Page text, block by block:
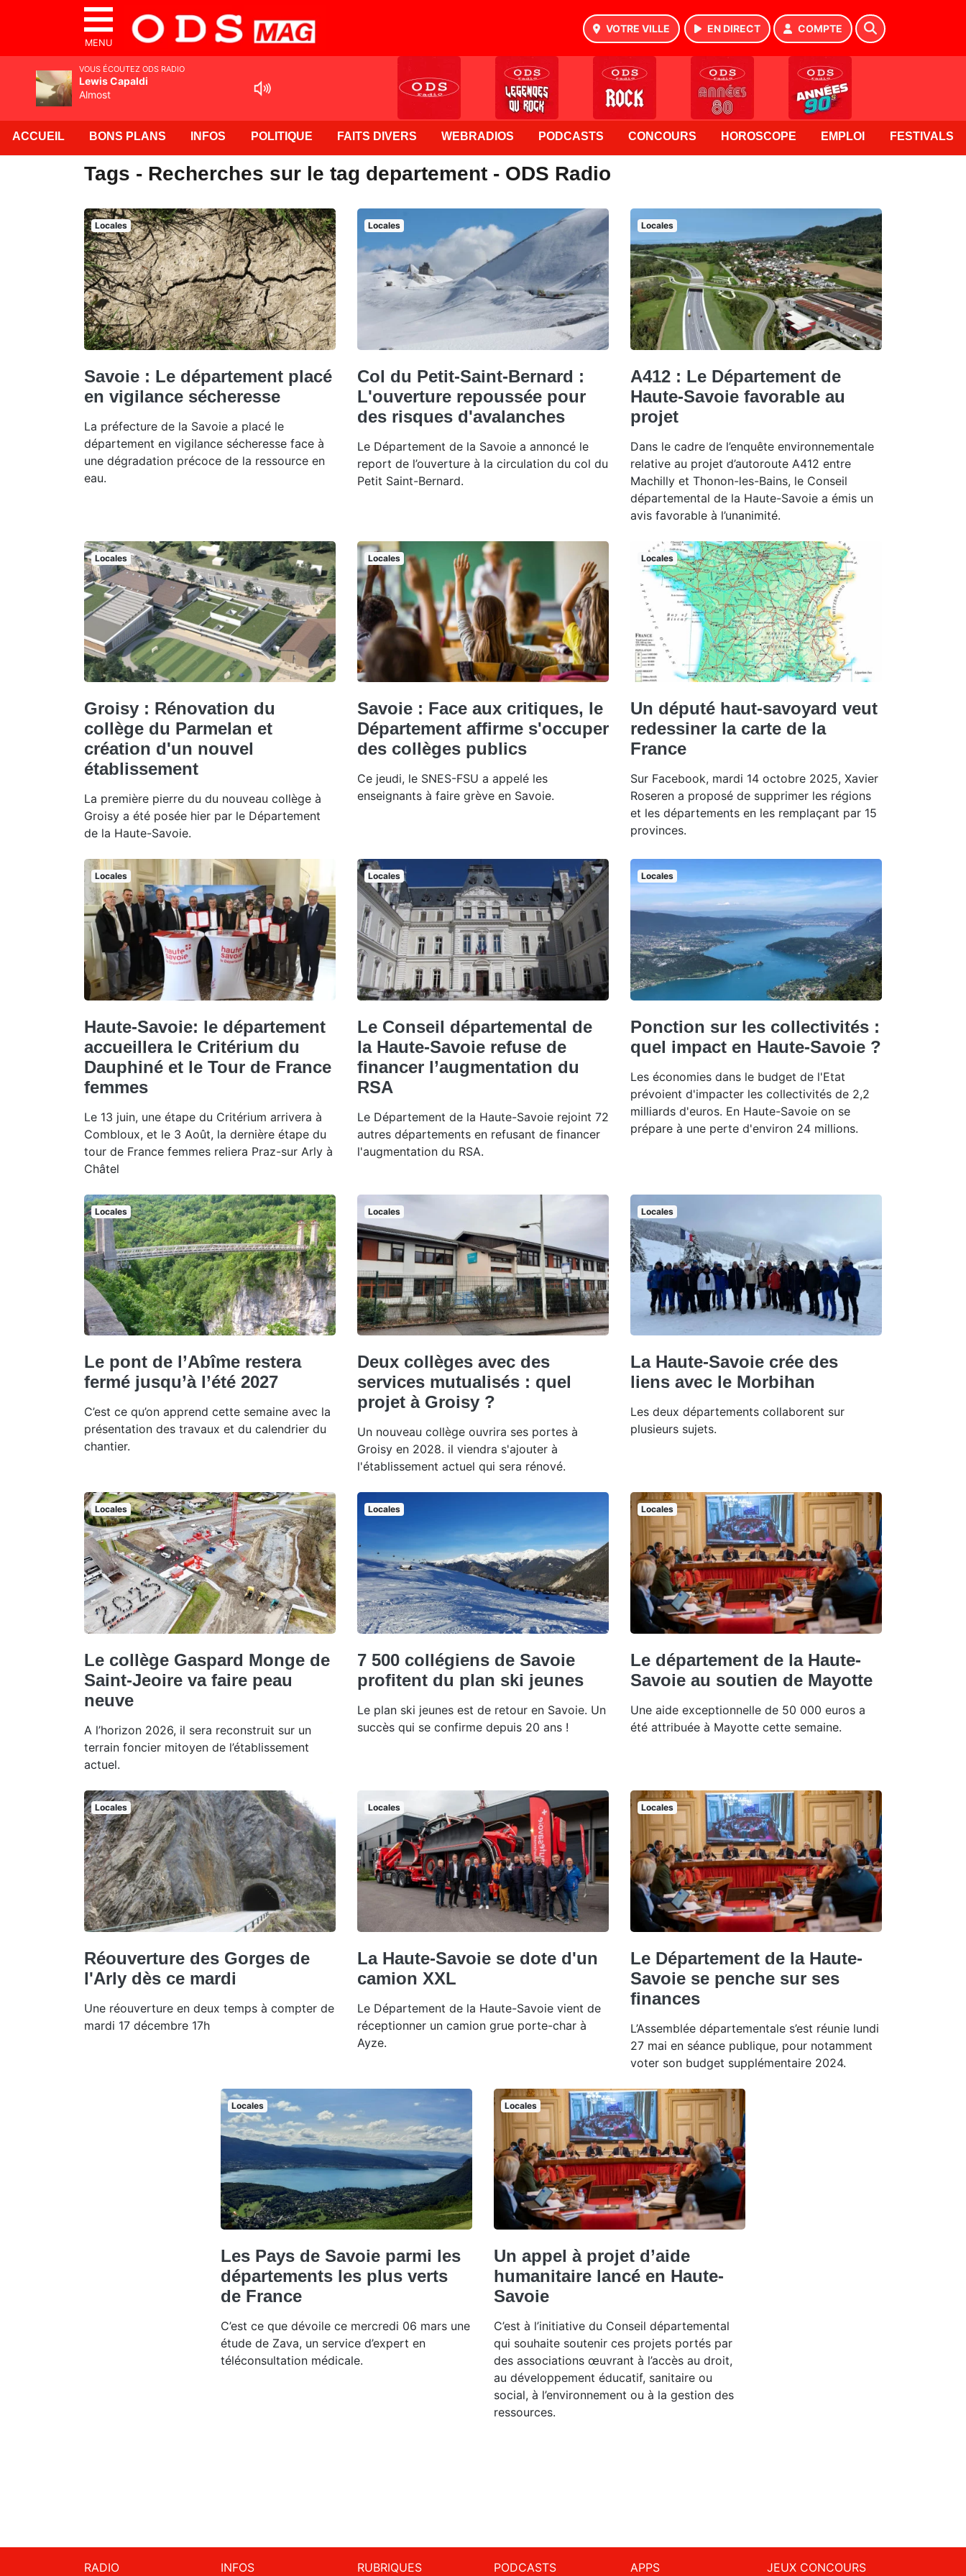
MENU
VOTRE VILLE EN DIRECT COMPTE
ACCUEIL BONS PLANS INFOS POLITIQUE FAITS DIVERS WEBRADIOS PODCASTS CONCOURS HOROSCOPE EMPLOI FESTIVALS
Tags - Recherches sur le tag departement - ODS Radio
Locales
Savoie : Le département placé
en vigilance sécheresse
La préfecture de la Savoie a placé le
département en vigilance sécheresse face à
une dégradation précoce de la ressource en
eau.
Locales
Col du Petit-Saint-Bernard :
L'ouverture repoussée pour
des risques d'avalanches
Le Département de la Savoie a annoncé le
report de l’ouverture à la circulation du col du
Petit Saint-Bernard.
Locales
A412 : Le Département de
Haute-Savoie favorable au
projet
Dans le cadre de l’enquête environnementale
relative au projet d’autoroute A412 entre
Machilly et Thonon-les-Bains, le Conseil
départemental de la Haute-Savoie a émis un
avis favorable à l’unanimité.
Locales
Groisy : Rénovation du
collège du Parmelan et
création d'un nouvel
établissement
La première pierre du du nouveau collège à
Groisy a été posée hier par le Département
de la Haute-Savoie.
Locales
Savoie : Face aux critiques, le
Département affirme s'occuper
des collèges publics
Ce jeudi, le SNES-FSU a appelé les
enseignants à faire grève en Savoie.
Locales
Un député haut-savoyard veut
redessiner la carte de la
France
Sur Facebook, mardi 14 octobre 2025, Xavier
Roseren a proposé de supprimer les régions
et les départements en les remplaçant par 15
provinces.
Locales
Haute-Savoie: le département
accueillera le Critérium du
Dauphiné et le Tour de France
femmes
Le 13 juin, une étape du Critérium arrivera à
Combloux, et le 3 Août, la dernière étape du
tour de France femmes reliera Praz-sur Arly à
Châtel
Locales
Le Conseil départemental de
la Haute-Savoie refuse de
financer l’augmentation du
RSA
Le Département de la Haute-Savoie rejoint 72
autres départements en refusant de financer
l'augmentation du RSA.
Locales
Ponction sur les collectivités :
quel impact en Haute-Savoie ?
Les économies dans le budget de l'Etat
prévoient d'impacter les collectivités de 2,2
milliards d'euros. En Haute-Savoie on se
prépare à une perte d'environ 24 millions.
Locales
Le pont de l’Abîme restera
fermé jusqu’à l’été 2027
C’est ce qu’on apprend cette semaine avec la
présentation des travaux et du calendrier du
chantier.
Locales
Deux collèges avec des
services mutualisés : quel
projet à Groisy ?
Un nouveau collège ouvrira ses portes à
Groisy en 2028. il viendra s'ajouter à
l'établissement actuel qui sera rénové.
Locales
La Haute-Savoie crée des
liens avec le Morbihan
Les deux départements collaborent sur
plusieurs sujets.
Locales
Le collège Gaspard Monge de
Saint-Jeoire va faire peau
neuve
A l’horizon 2026, il sera reconstruit sur un
terrain foncier mitoyen de l’établissement
actuel.
Locales
7 500 collégiens de Savoie
profitent du plan ski jeunes
Le plan ski jeunes est de retour en Savoie. Un
succès qui se confirme depuis 20 ans !
Locales
Le département de la Haute-
Savoie au soutien de Mayotte
Une aide exceptionnelle de 50 000 euros a
été attribuée à Mayotte cette semaine.
Locales
Réouverture des Gorges de
l'Arly dès ce mardi
Une réouverture en deux temps à compter de
mardi 17 décembre 17h
Locales
La Haute-Savoie se dote d'un
camion XXL
Le Département de la Haute-Savoie vient de
réceptionner un camion grue porte-char à
Ayze.
Locales
Le Département de la Haute-
Savoie se penche sur ses
finances
L’Assemblée départementale s’est réunie lundi
27 mai en séance publique, pour notamment
voter son budget supplémentaire 2024.
Locales
Les Pays de Savoie parmi les
départements les plus verts
de France
C’est ce que dévoile ce mercredi 06 mars une
étude de Zava, un service d’expert en
téléconsultation médicale.
Locales
Un appel à projet d’aide
humanitaire lancé en Haute-
Savoie
C’est à l’initiative du Conseil départemental
qui souhaite soutenir ces projets portés par
des associations œuvrant à l’accès au droit,
au développement éducatif, sanitaire ou
social, à l’environnement ou à la gestion des
ressources.
RADIO INFOS RUBRIQUES PODCASTS APPS JEUX CONCOURS
VOUS ÉCOUTEZ ODS RADIO
Lewis Capaldi
Almost